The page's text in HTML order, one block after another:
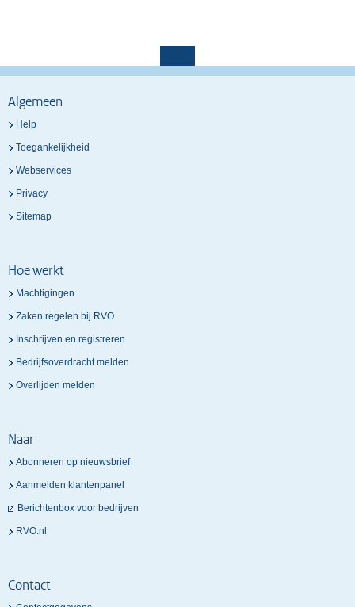
Algemeen
Help
Toegankelijkheid
Webservices
Privacy
Sitemap
Hoe werkt
Machtigingen
Zaken regelen bij RVO
Inschrijven en registreren
Bedrijfsoverdracht melden
Overlijden melden
Naar
Abonneren op nieuwsbrief
Aanmelden klantenpanel
Berichtenbox voor bedrijven
RVO.nl
Contact